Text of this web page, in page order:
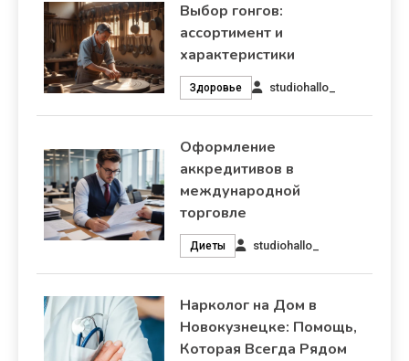
Выбор гонгов:
ассортимент и
характеристики
Здоровье studiohallo_
Оформление
аккредитивов в
международной
торговле
Диеты studiohallo_
Нарколог на Дом в
Новокузнецке: Помощь,
Которая Всегда Рядом